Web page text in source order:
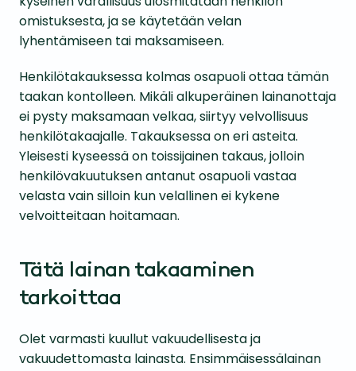
omistuksesta, ja se käytetään velan
lyhentämiseen tai maksamiseen.
Henkilötakauksessa kolmas osapuoli ottaa tämän
taakan kontolleen. Mikäli alkuperäinen lainanottaja
ei pysty maksamaan velkaa, siirtyy velvollisuus
henkilötakaajalle. Takauksessa on eri asteita.
Yleisesti kyseessä on toissijainen takaus, jolloin
henkilövakuutuksen antanut osapuoli vastaa
velasta vain silloin kun velallinen ei kykene
velvoitteitaan hoitamaan.
Tätä lainan takaaminen
tarkoittaa
Olet varmasti kuullut vakuudellisesta ja
vakuudettomasta lainasta. Ensimmäisessälainan